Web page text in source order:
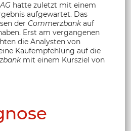
hatte zuletzt mit einem
aufgewartet. Das
der Commerzbankauf
Erst am vergangenen
die Analysten von
Kaufempfehlung auf die
mit einem Kursziel von